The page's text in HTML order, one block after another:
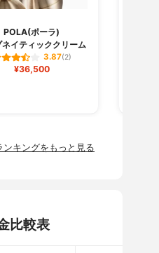
POLA(ポーラ)
イティッククリーム
3.87(2)
¥36,500
キングをもっと見る
比較表